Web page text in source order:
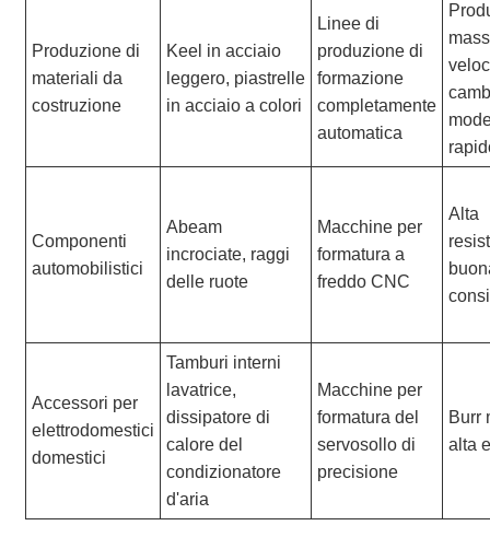
Produzione di
materiali da
costruzione
Keel in acciaio
leggero, piastrelle
in acciaio a colori
Linee di
produzione di
formazione
completamente
automatica
Componenti
automobilistici
Abeam
incrociate, raggi
delle ruote
Macchine per
formatura a
freddo CNC
Alta
Accessori per
elettrodomestici
domestici
Tamburi interni
lavatrice,
dissipatore di
calore del
condizionatore
d'aria
Macchine per
formatura del
servosollo di
precisione
Burr
alta